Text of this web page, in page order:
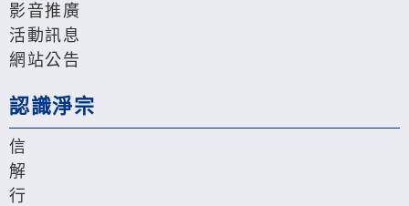
影音推廣
活動訊息
網站公告
認識淨宗
信
解
行